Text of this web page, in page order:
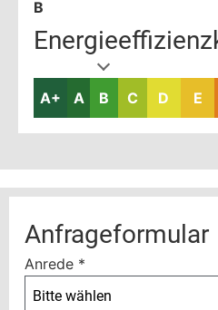
B
A+ A B C D E
Anfrageformular
Anrede *
Bitte wählen